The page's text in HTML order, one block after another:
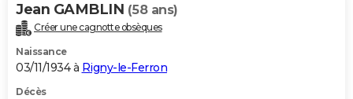
Jean GAMBLIN (58 ans)
Créer une cagnotte obsèques
Naissance
03/11/1934 à Rigny-le-Ferron
Décès